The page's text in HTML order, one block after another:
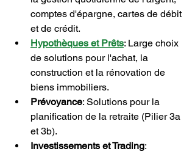
comptes d'épargne, cartes de débit
et de crédit.
Hypothèques et Prêts: Large choix
de solutions pour l'achat, la
construction et la rénovation de
biens immobiliers.
Prévoyance: Solutions pour la
planification de la retraite (Pilier 3a
et 3b).
Investissements et Trading: